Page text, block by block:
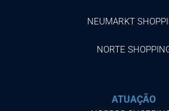
NEUMARKT
NORTE
ATUAÇÃO